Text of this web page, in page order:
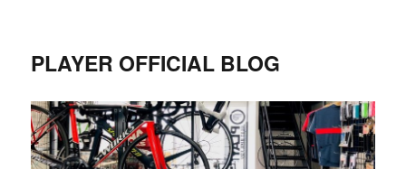
PLAYER OFFICIAL BLOG